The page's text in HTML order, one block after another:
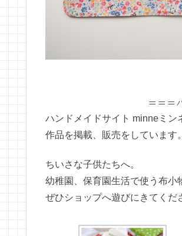
＝＝＝
ハンドメイドサイト minneミン
作品を掲載、販売をしています。
ちいさな子供たちへ。
幼稚園、保育園生活で使う布小
ぜひショップへ遊びにきてくだ